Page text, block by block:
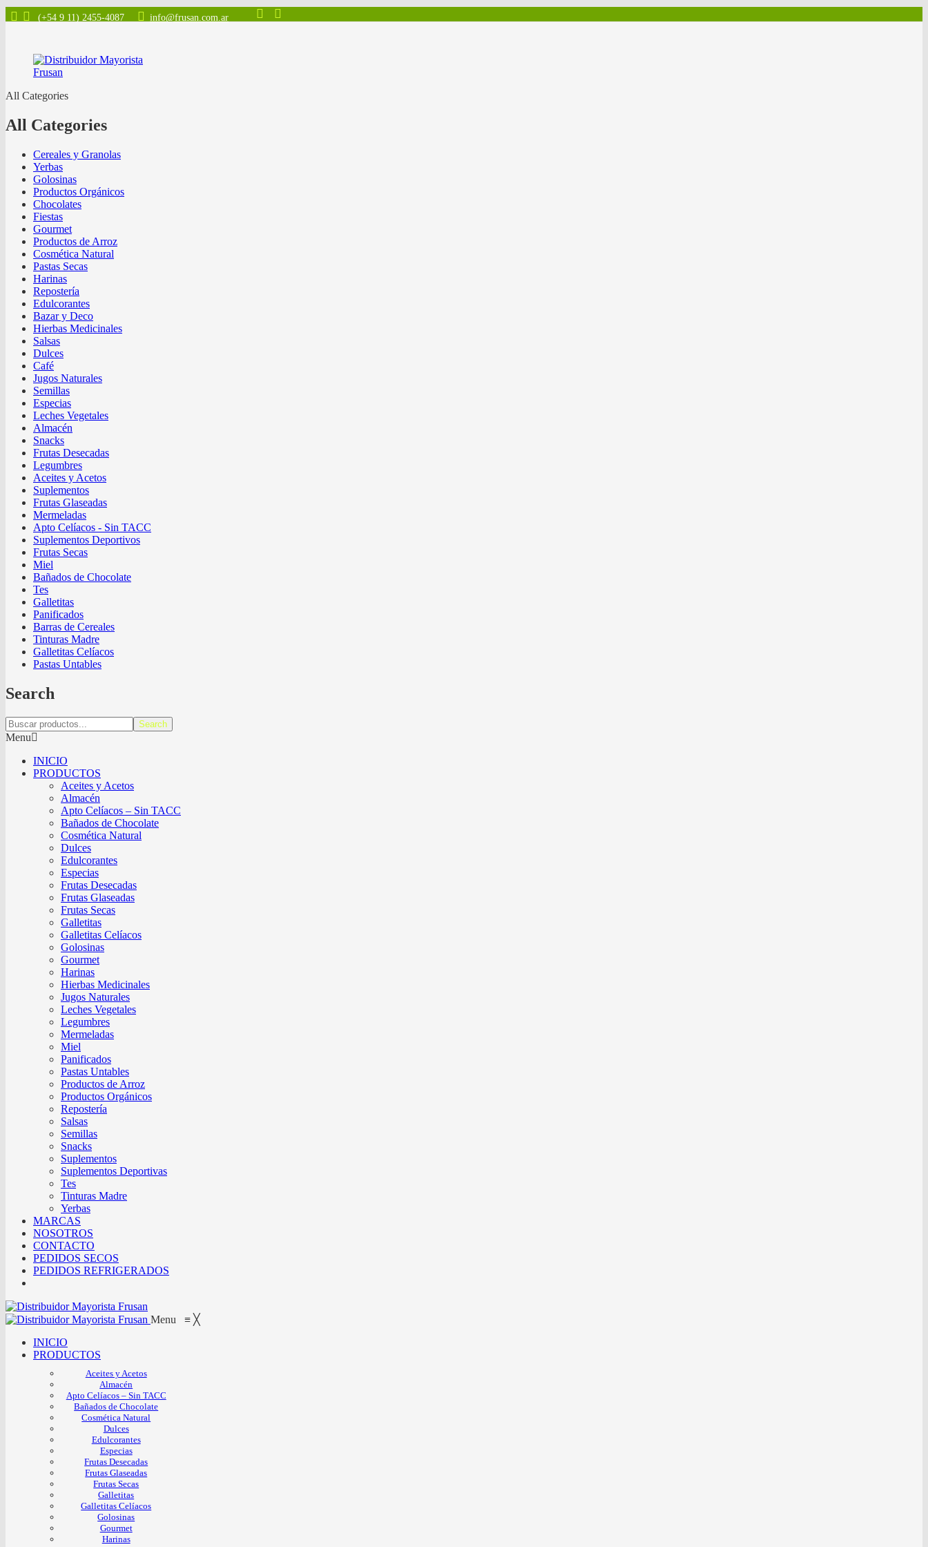
(+54 9 11) 2455-4087 info@frusan.com.ar
All Categories
All Categories
Cereales y Granolas
Yerbas
Golosinas
Productos Orgánicos
Chocolates
Fiestas
Gourmet
Productos de Arroz
Cosmética Natural
Pastas Secas
Harinas
Repostería
Edulcorantes
Bazar y Deco
Hierbas Medicinales
Salsas
Dulces
Café
Jugos Naturales
Semillas
Especias
Leches Vegetales
Almacén
Snacks
Frutas Desecadas
Legumbres
Aceites y Acetos
Suplementos
Frutas Glaseadas
Mermeladas
Apto Celíacos - Sin TACC
Suplementos Deportivos
Frutas Secas
Miel
Bañados de Chocolate
Tes
Galletitas
Panificados
Barras de Cereales
Tinturas Madre
Galletitas Celíacos
Pastas Untables
Search
Search
Menu
INICIO
PRODUCTOS
Aceites y Acetos
Almacén
Apto Celíacos – Sin TACC
Bañados de Chocolate
Cosmética Natural
Dulces
Edulcorantes
Especias
Frutas Desecadas
Frutas Glaseadas
Frutas Secas
Galletitas
Galletitas Celíacos
Golosinas
Gourmet
Harinas
Hierbas Medicinales
Jugos Naturales
Leches Vegetales
Legumbres
Mermeladas
Miel
Panificados
Pastas Untables
Productos de Arroz
Productos Orgánicos
Repostería
Salsas
Semillas
Snacks
Suplementos
Suplementos Deportivas
Tes
Tinturas Madre
Yerbas
MARCAS
NOSOTROS
CONTACTO
PEDIDOS SECOS
PEDIDOS REFRIGERADOS
Menu ≡ ╳
INICIO
PRODUCTOS
Aceites y Acetos
Almacén
Apto Celíacos – Sin TACC
Bañados de Chocolate
Cosmética Natural
Dulces
Edulcorantes
Especias
Frutas Desecadas
Frutas Glaseadas
Frutas Secas
Galletitas
Galletitas Celíacos
Golosinas
Gourmet
Harinas